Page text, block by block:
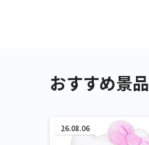
おすすめ景品
26.08.06